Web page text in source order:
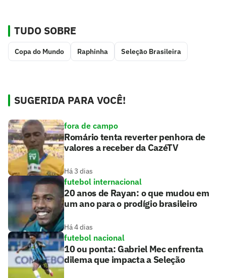
TUDO SOBRE
Copa do Mundo Raphinha Seleção Brasileira
SUGERIDA PARA VOCÊ!
fora de campo
Romário tenta reverter penhora de
valores a receber da CazéTV
Há 3 dias
futebol internacional
20 anos de Rayan: o que mudou em
um ano para o prodígio brasileiro
Há 4 dias
futebol nacional
10 ou ponta: Gabriel Mec enfrenta
dilema que impacta a Seleção